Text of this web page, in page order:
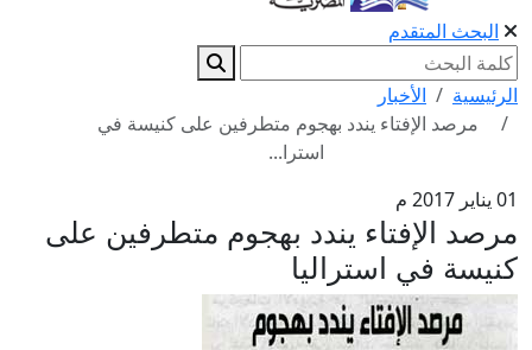
البحث المتقدم
الرئيسية
الأخبار
مرصد الإفتاء يندد بهجوم متطرفين على كنيسة في
استرا...
01 يناير 2017 م
مرصد الإفتاء يندد بهجوم متطرفين على
كنيسة في استراليا